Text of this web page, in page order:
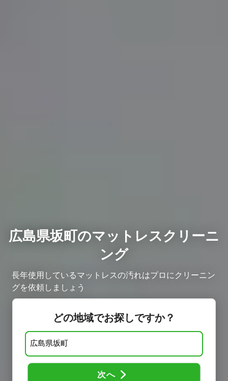
広島県坂町のマットレスクリーニ
ング
長年使用しているマットレスの汚れはプロにクリーニン
グを依頼しましょう
どの地域でお探しですか？
次へ